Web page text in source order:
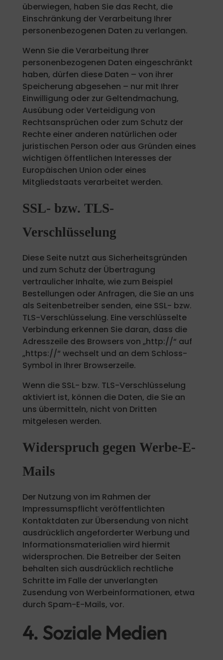
überwiegen, haben Sie das Recht, die
Einschränkung der Verarbeitung Ihrer
personenbezogenen Daten zu verlangen.
Wenn Sie die Verarbeitung Ihrer
personenbezogenen Daten eingeschränkt
haben, dürfen diese Daten – von ihrer
Speicherung abgesehen – nur mit Ihrer
Einwilligung oder zur Geltendmachung,
Ausübung oder Verteidigung von
Rechtsansprüchen oder zum Schutz der
Rechte einer anderen natürlichen oder
juristischen Person oder aus Gründen eines
wichtigen öffentlichen Interesses der
Europäischen Union oder eines
Mitgliedstaats verarbeitet werden.
SSL- bzw. TLS-
Verschlüsselung
Diese Seite nutzt aus Sicherheitsgründen
und zum Schutz der Übertragung
vertraulicher Inhalte, wie zum Beispiel
Bestellungen oder Anfragen, die Sie an uns
als Seitenbetreiber senden, eine SSL- bzw.
TLS-Verschlüsselung. Eine verschlüsselte
Verbindung erkennen Sie daran, dass die
Adresszeile des Browsers von „http://“ auf
„https://“ wechselt und an dem Schloss-
Symbol in Ihrer Browserzeile.
Wenn die SSL- bzw. TLS-Verschlüsselung
aktiviert ist, können die Daten, die Sie an
uns übermitteln, nicht von Dritten
mitgelesen werden.
Widerspruch gegen Werbe-E-
Mails
Der Nutzung von im Rahmen der
Impressumspflicht veröffentlichten
Kontaktdaten zur Übersendung von nicht
ausdrücklich angeforderter Werbung und
Informationsmaterialien wird hiermit
widersprochen. Die Betreiber der Seiten
behalten sich ausdrücklich rechtliche
Schritte im Falle der unverlangten
Zusendung von Werbeinformationen, etwa
durch Spam-E-Mails, vor.
4. Soziale Medien